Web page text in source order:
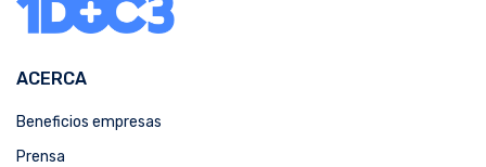
ACERCA
Beneficios empresas
Prensa